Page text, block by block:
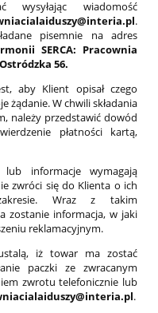
wysyłając wiadomość
.
pisemnie na adres
SERCA: Pracownia
56.
aby Klient opisał czego
żądanie. W chwili składania
należy przedstawić dowód
płatności kartą,
informacje wymagają
zwróci się do Klienta o ich
Wraz z takim
zostanie informacja, w jaki
reklamacyjnym.
iż towar ma zostać
paczki ze zwracanym
zwrotu telefonicznie lub
.